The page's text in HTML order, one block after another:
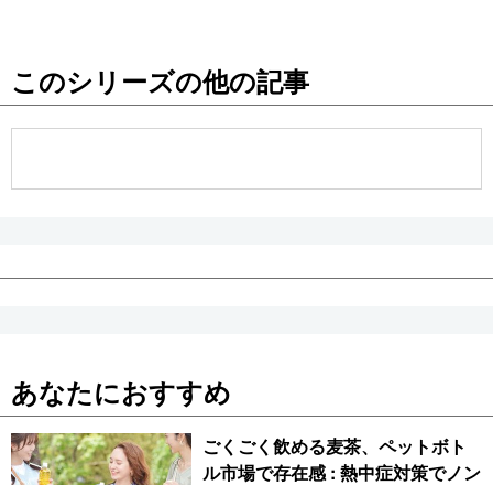
東京
このシリーズの他の記事
あなたにおすすめ
ごくごく飲める麦茶、ペットボト
ル市場で存在感 : 熱中症対策でノン